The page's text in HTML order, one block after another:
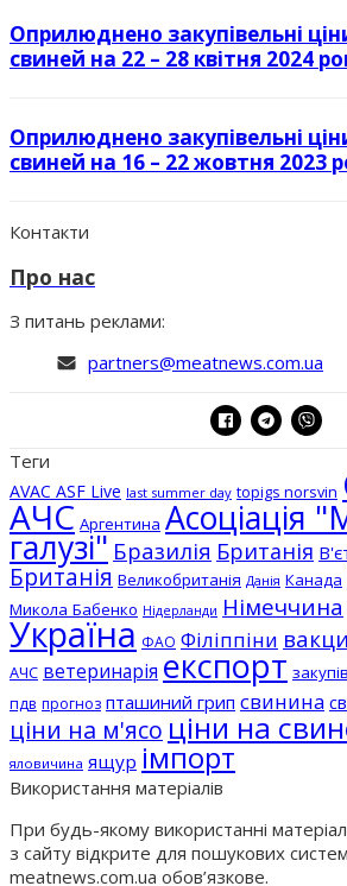
Оприлюднено закупівельні
свиней на 22 – 28 квітня 2024
Оприлюднено закупівельні
свиней на 16 – 22 жовтня 2023
Контакти
Про нас
З питань реклами:
partners@meatnews.com.ua
Теги
AVAC ASF Live last summer day topigs norsvin
АЧС Аргентина Асоціація
галузі" Бразилія Британія
Британія Великобританія Данія Канада
Микола Бабенко Нідерланди Німеччина
Україна ФАО Філіппіни
АЧС ветеринарія експорт
пдв прогноз пташиний грип свинина
ціни на м'ясо ціни на
яловичина ящур імпорт
Використання матеріалів
При будь-якому використанні
з сайту відкрите для пошукових
meatnews.com.ua обов’язкове.